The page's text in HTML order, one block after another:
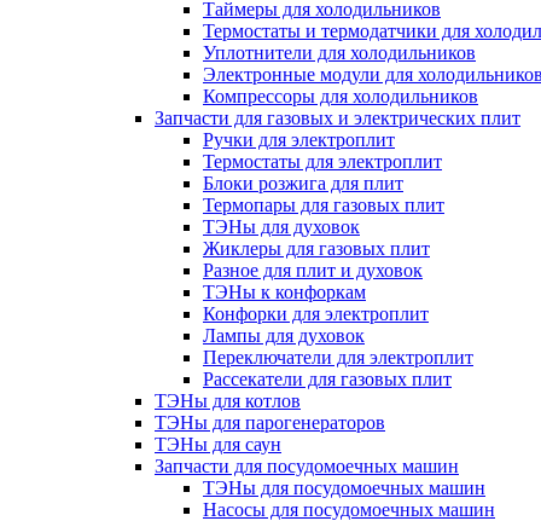
Таймеры для холодильников
Термостаты и термодатчики для
Уплотнители для холодильников
Электронные модули для холодильников
Компрессоры для холодильников
Запчасти для газовых и электрических плит
Ручки для электроплит
Термостаты для электроплит
Блоки розжига для плит
Термопары для газовых плит
ТЭНы для духовок
Жиклеры для газовых плит
Разное для плит и духовок
ТЭНы к конфоркам
Конфорки для электроплит
Лампы для духовок
Переключатели для электроплит
Рассекатели для газовых плит
ТЭНы для котлов
ТЭНы для парогенераторов
ТЭНы для саун
Запчасти для посудомоечных машин
ТЭНы для посудомоечных машин
Насосы для посудомоечных машин